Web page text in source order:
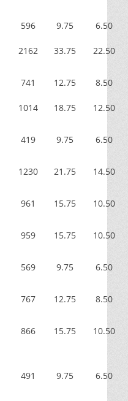
596 9.75 6.50
2162 33.75 22.50
741 12.75 8.50
1014 18.75 12.50
419 9.75 6.50
1230 21.75 14.50
961 15.75 10.50
959 15.75 10.50
569 9.75 6.50
767 12.75 8.50
866 15.75 10.50
491 9.75 6.50